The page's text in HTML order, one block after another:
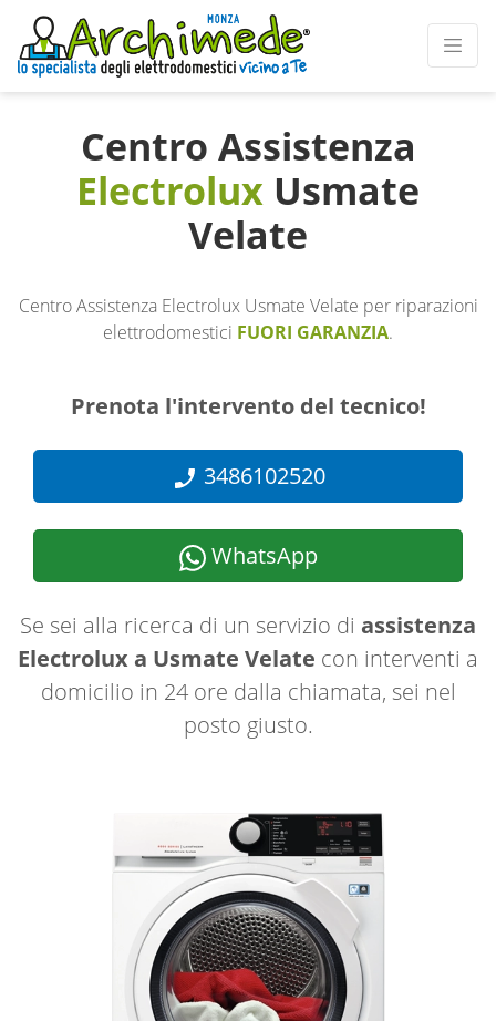
Centro Assistenza
Electrolux Usmate
Velate
Centro Assistenza Electrolux Usmate Velate per riparazioni
elettrodomestici FUORI GARANZIA.
Prenota l'intervento del tecnico!
3486102520
WhatsApp
Se sei alla ricerca di un servizio di assistenza
Electrolux a Usmate Velate con interventi a
domicilio in 24 ore dalla chiamata, sei nel
posto giusto.